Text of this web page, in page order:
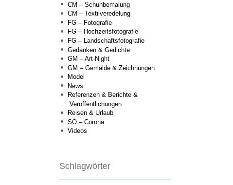
CM – Schuhbemalung
CM – Textilveredelung
FG – Fotografie
FG – Hochzeitsfotografie
FG – Landschaftsfotografie
Gedanken & Gedichte
GM – Art-Night
GM – Gemälde & Zeichnungen
Model
News
Referenzen & Berichte &
Veröffentlichungen
Reisen & Urlaub
SO – Corona
Videos
Schlagwörter